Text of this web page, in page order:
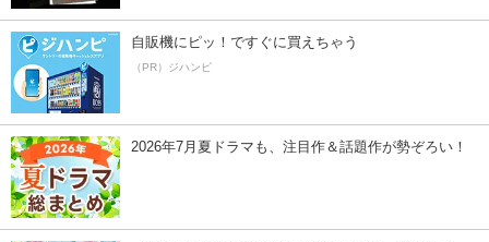
自販機にピッ！ですぐに買えちゃう
（PR）ジハンピ
2026年7月夏ドラマも、注目作＆話題作が勢ぞろい！